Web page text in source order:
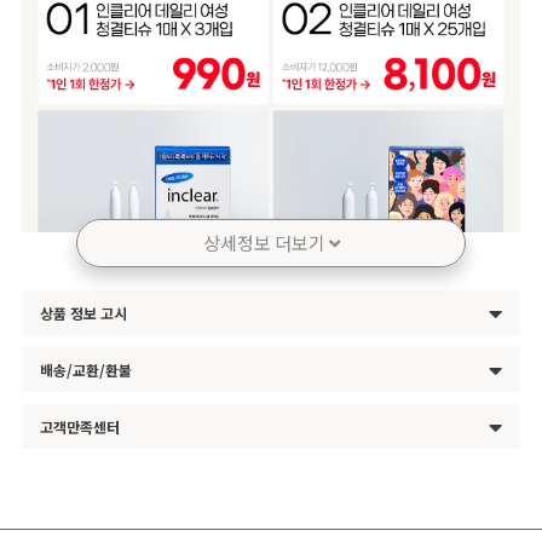
상세정보 더보기
상품 정보 고시
배송/교환/환불
고객만족센터